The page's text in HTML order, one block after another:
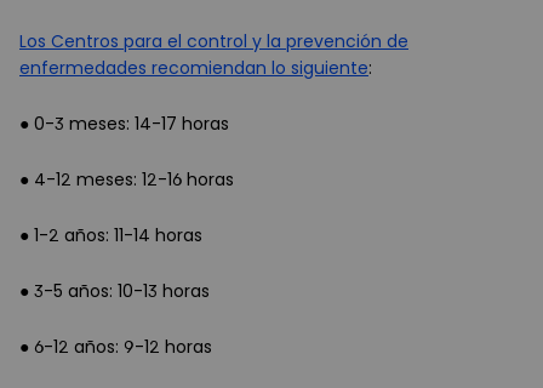
Los Centros para el control y la prevención de
enfermedades recomiendan lo siguiente:
● 0-3 meses: 14-17 horas
● 4-12 meses: 12-16 horas
● 1-2 años: 11-14 horas
● 3-5 años: 10-13 horas
● 6-12 años: 9-12 horas